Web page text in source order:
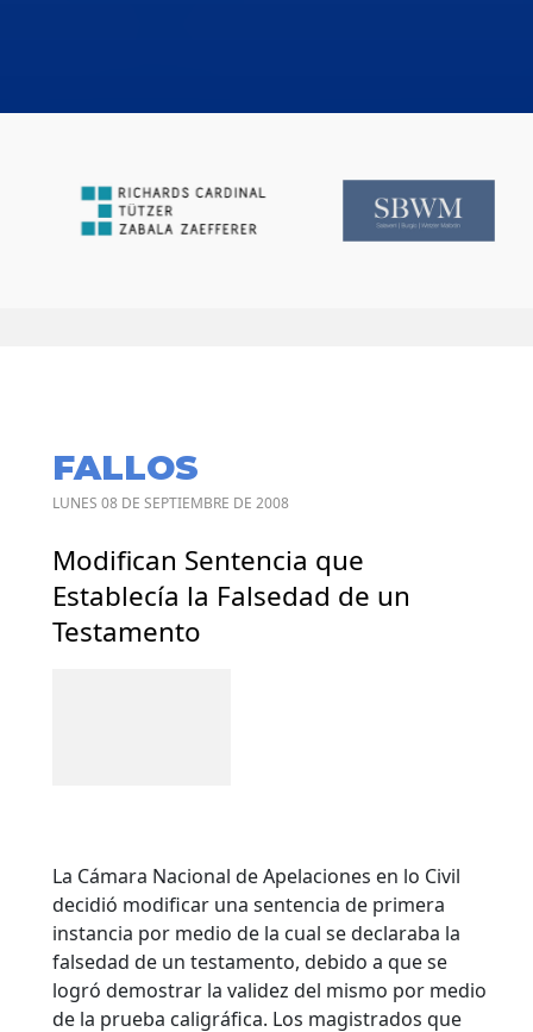
FALLOS
LUNES 08 DE SEPTIEMBRE DE 2008
Modifican Sentencia que
Establecía la Falsedad de un
Testamento
La Cámara Nacional de Apelaciones en lo Civil
decidió modificar una sentencia de primera
instancia por medio de la cual se declaraba la
falsedad de un testamento, debido a que se
logró demostrar la validez del mismo por medio
de la prueba caligráfica. Los magistrados que